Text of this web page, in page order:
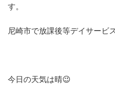
す。
尼崎市で放課後等デイサービ
今日の天気は晴😉